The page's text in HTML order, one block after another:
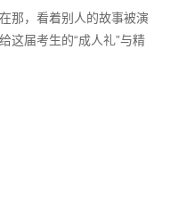
那，看着别人的故事被演
这届考生的“成人礼”与精